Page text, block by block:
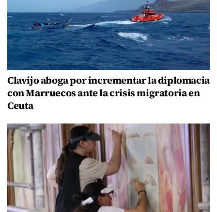
Clavijo aboga por incrementar la diplomacia
con Marruecos ante la crisis migratoria en
Ceuta